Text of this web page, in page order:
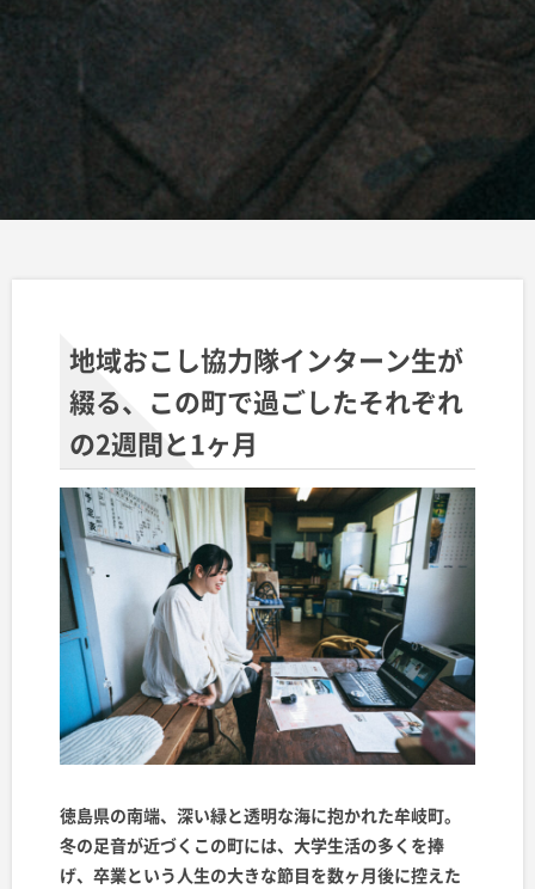
地域おこし協力隊インターン生が
綴る、この町で過ごしたそれぞれ
の2週間と1ヶ月
徳島県の南端、深い緑と透明な海に抱かれた牟岐町。
冬の足音が近づくこの町には、大学生活の多くを捧
げ、卒業という人生の大きな節目を数ヶ月後に控えた